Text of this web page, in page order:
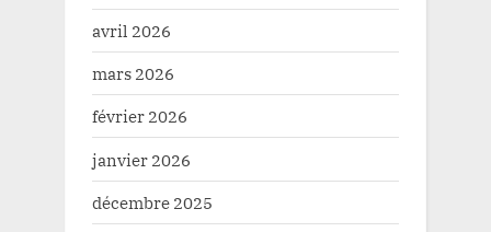
avril 2026
mars 2026
février 2026
janvier 2026
décembre 2025